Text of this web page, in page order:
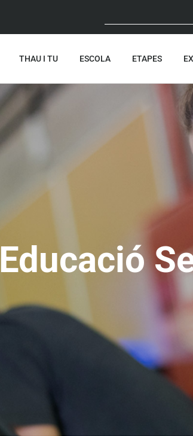
THAU I TU ESCOLA ETAPES
Educació